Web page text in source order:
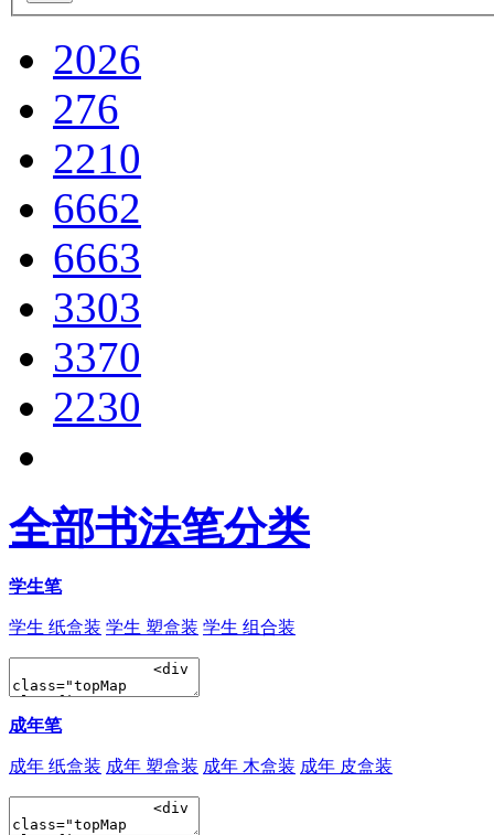
2026
276
2210
6662
6663
3303
3370
2230
全部书法笔分类
学生笔
学生 纸盒装 学生 塑盒装 学生 组合装
成年笔
成年 纸盒装 成年 塑盒装 成年 木盒装 成年 皮盒装